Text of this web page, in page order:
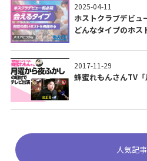
2025-04-11
ホストクラブデビュ
どんなタイプのホス
2017-11-29
蜂蜜れもんさんTV
人気記事